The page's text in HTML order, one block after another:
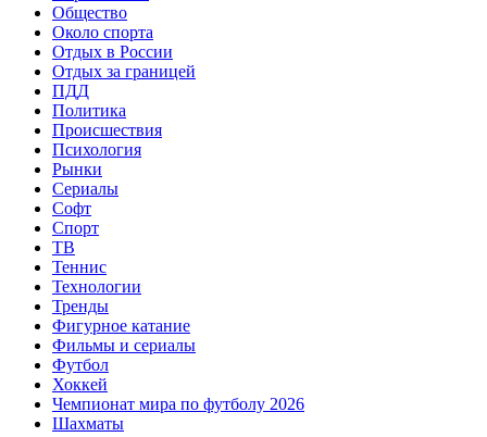
Общество
Около спорта
Отдых в России
Отдых за границей
ПДД
Политика
Происшествия
Психология
Рынки
Сериалы
Софт
Спорт
ТВ
Теннис
Технологии
Тренды
Фигурное катание
Фильмы и сериалы
Футбол
Хоккей
Чемпионат мира по футболу 2026
Шахматы